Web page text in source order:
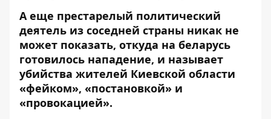
А еще престарелый политический
деятель из соседней страны никак не
может показать, откуда на беларусь
готовилось нападение, и называет
убийства жителей Киевской области
«фейком», «постановкой» и
«провокацией».